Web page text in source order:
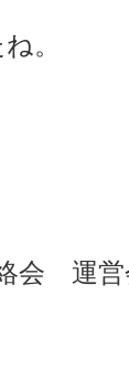
。
会 運営